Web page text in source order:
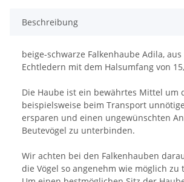
Beschreibung
beige-schwarze Falkenhaube Adila,
Echtledern mit dem Halsumfang von
Die Haube ist ein bewährtes Mittel um
beispielsweise beim Transport
ersparen und einen ungewünschten
Beutevögel zu unterbinden.
Wir achten bei den Falkenhauben
die Vögel so angenehm wie möglich zu